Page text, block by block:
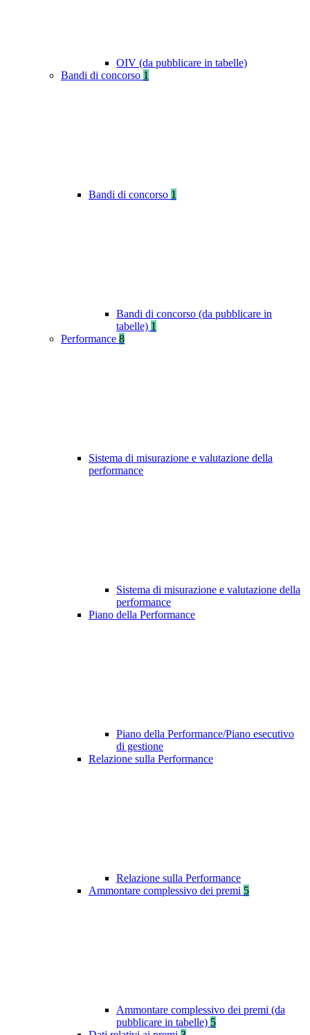
OIV (da pubblicare in tabelle)
Bandi di concorso 1
Bandi di concorso 1
Bandi di concorso (da pubblicare in
tabelle) 1
Performance 8
Sistema di misurazione e valutazione della
performance
Sistema di misurazione e valutazione della
performance
Piano della Performance
Piano della Performance/Piano esecutivo
di gestione
Relazione sulla Performance
Relazione sulla Performance
Ammontare complessivo dei premi 5
Ammontare complessivo dei premi (da
pubblicare in tabelle) 5